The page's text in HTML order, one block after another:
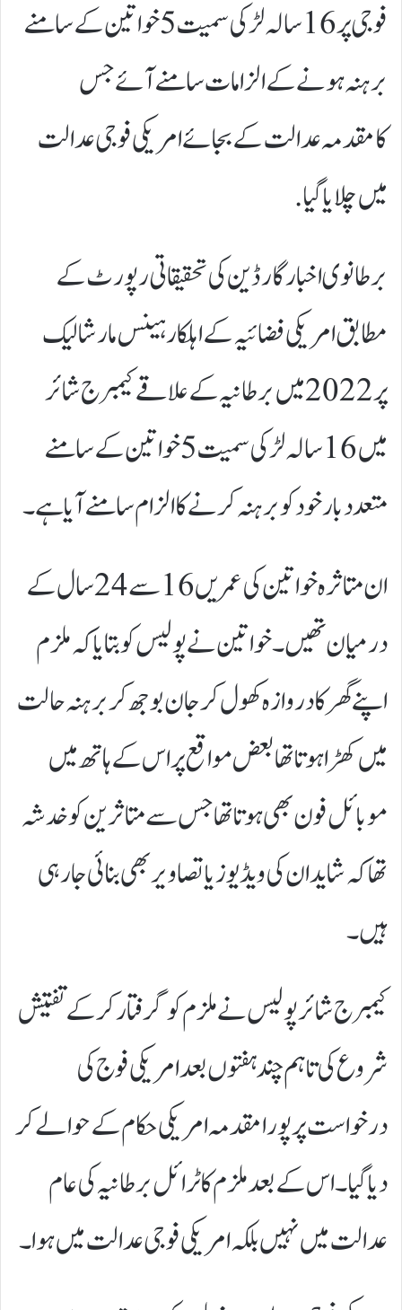
فوجی پر 16 سالہ لڑکی سمیت 5 خواتین کے سامنے
برہنہ ہونے کے الزامات سامنے آئے جس
کا مقدمہ عدالت کے بجائے امریکی فوجی عدالت
میں چلایا گیا.
برطانوی اخبار گارڈین کی تحقیقاتی رپورٹ کے
مطابق امریکی فضائیہ کے اہلکار ہینس مارشالیک
پر 2022 میں برطانیہ کے علاقے کیمبرج شائر
میں 16 سالہ لڑکی سمیت 5 خواتین کے سامنے
متعدد بار خود کو برہنہ کرنے کا الزام سامنے آیا ہے۔
ان متاثرہ خواتین کی عمریں 16 سے 24 سال کے
درمیان تھیں۔ خواتین نے پولیس کو بتایا کہ ملزم
اپنے گھر کا دروازہ کھول کر جان بوجھ کر برہنہ حالت
میں کھڑا ہوتا تھا بعض مواقع پر اس کے ہاتھ میں
موبائل فون بھی ہوتا تھا جس سے متاثرین کو خدشہ
تھا کہ شاید ان کی ویڈیوز یا تصاویر بھی بنائی جا رہی
ہیں۔
کیمبرج شائر پولیس نے ملزم کو گرفتار کر کے تفتیش
شروع کی تاہم چند ہفتوں بعد امریکی فوج کی
درخواست پر پورا مقدمہ امریکی حکام کے حوالے کر
دیا گیا۔ اس کے بعد ملزم کا ٹرائل برطانیہ کی عام
عدالت میں نہیں بلکہ امریکی فوجی عدالت میں ہوا۔